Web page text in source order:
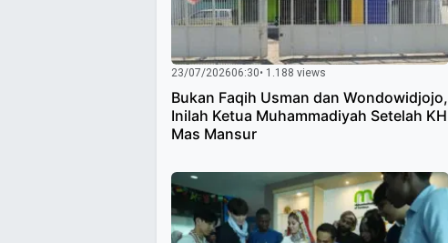
23/07/202606:30• 1.188 views
Bukan Faqih Usman dan Wondowidjojo,
Inilah Ketua Muhammadiyah Setelah KH
Mas Mansur